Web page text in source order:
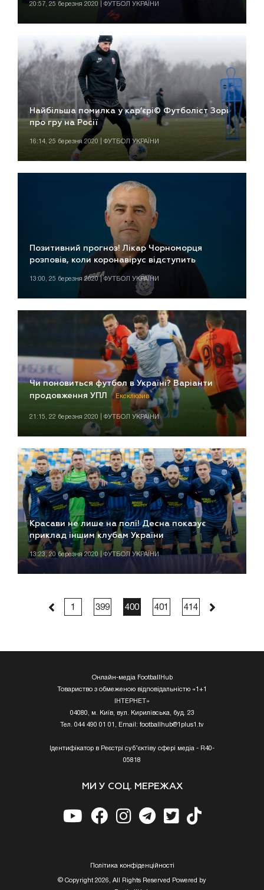
20:57, 25 березня 2020 | ФУТБОЛ УКРАЇНИ
Найбільша помилка у кар’єрі© Футболіст Зорі
про гру на Росії
16:14, 25 березня 2020 | ФУТБОЛ УКРАЇНИ
Позитивний прогноз! Лікар Чорноморця
розповів, коли коронавірус відступить
13:00, 25 березня 2020 | ФУТБОЛ УКРАЇНИ
Чи поновиться футбол в Україні? Варіанти
продовження УПЛ
Ексклюзив
21:15, 22 березня 2020 | ФУТБОЛ УКРАЇНИ
Красави не лише на полі! Десна показує
приклад іншим клубам України
13:23, 20 березня 2020 | ФУТБОЛ УКРАЇНИ
1 399 400 401 414
Онлайн-медіа FootballHub
Товариство з обмеженою відповідальністю «1+1
ІНТЕРНЕТ»
04080, м. Київ, вул. Кирилівська, буд. 23
Тел. 044 490 01 01, Email: footballhub@1plus1.tv
Ідентифікатор в Реєстрі суб’єктіву сфері медіа - R40-
05818
МИ У СОЦ. МЕРЕЖАХ
Полiтика конфiденцiйностi
© Copyright 2026, All Rights Reserved Powered by